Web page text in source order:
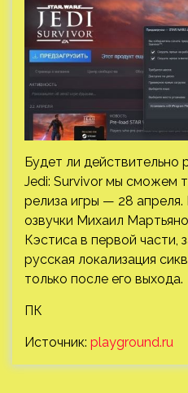
Будет ли действительно
Jedi: Survivor мы сможем
релиза игры — 28
озвучки Михаил
Кэстиса в первой части,
русская локализация
только после его выхода.
ПК
Источник: playground.ru